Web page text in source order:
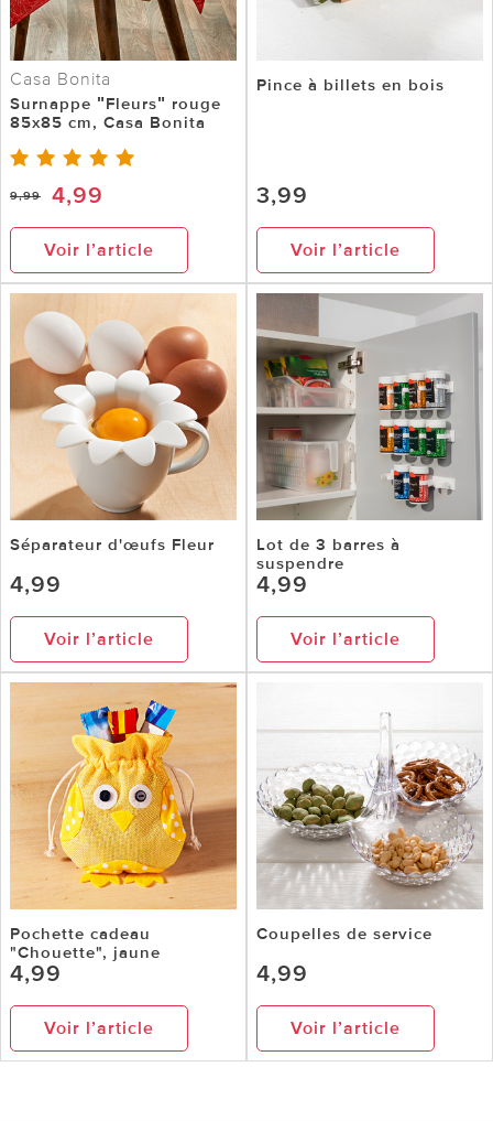
Casa Bonita
Surnappe ʺFleursʺ rouge
85x85 cm, Casa Bonita
9,99 4,99
Voir l’article
Pince à billets en bois
3,99
Voir l’article
Séparateur d'œufs Fleur
4,99
Voir l’article
Lot de 3 barres à
suspendre
4,99
Voir l’article
Pochette cadeau
"Chouette", jaune
4,99
Voir l’article
Coupelles de service
4,99
Voir l’article